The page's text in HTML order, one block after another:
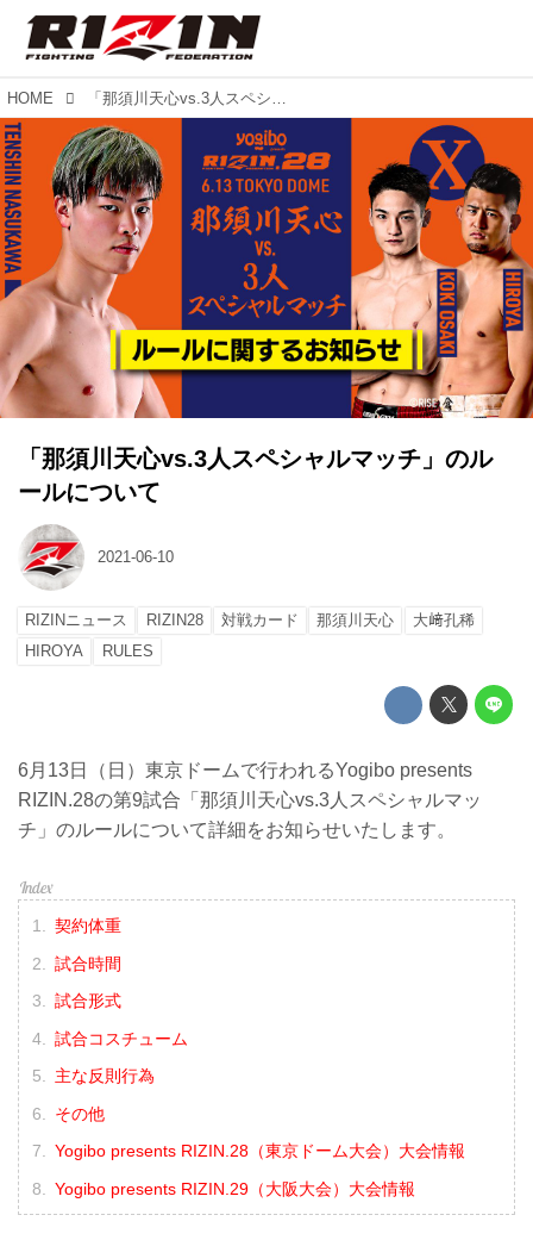
HOME 「那須川天心vs.3人スペシャルマッチ」のルールについて
「那須川天心vs.3人スペシャルマッチ」のル
ールについて
2021-06-10
RIZINニュース RIZIN28 対戦カード 那須川天心
大﨑孔稀
HIROYA
RULES
6月13日（日）東京ドームで行われるYogibo presents
RIZIN.28の第9試合「那須川天心vs.3人スペシャルマッ
チ」のルールについて詳細をお知らせいたします。
契約体重
試合時間
試合形式
試合コスチューム
主な反則行為
その他
Yogibo presents RIZIN.28（東京ドーム大会）大会情報
Yogibo presents RIZIN.29（大阪大会）大会情報